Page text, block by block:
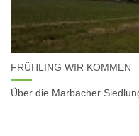
FRÜHLING WIR KOMMEN
Über die Marbacher